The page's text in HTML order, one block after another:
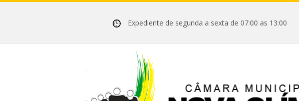
Expediente de segunda a sexta de 07:00 as 13:00